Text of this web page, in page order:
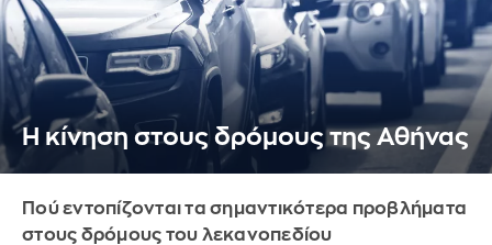
Η κίνηση στους δρόμους της Αθήνας
Πού εντοπίζονται τα σημαντικότερα προβλήματα
στους δρόμους του λεκανοπεδίου